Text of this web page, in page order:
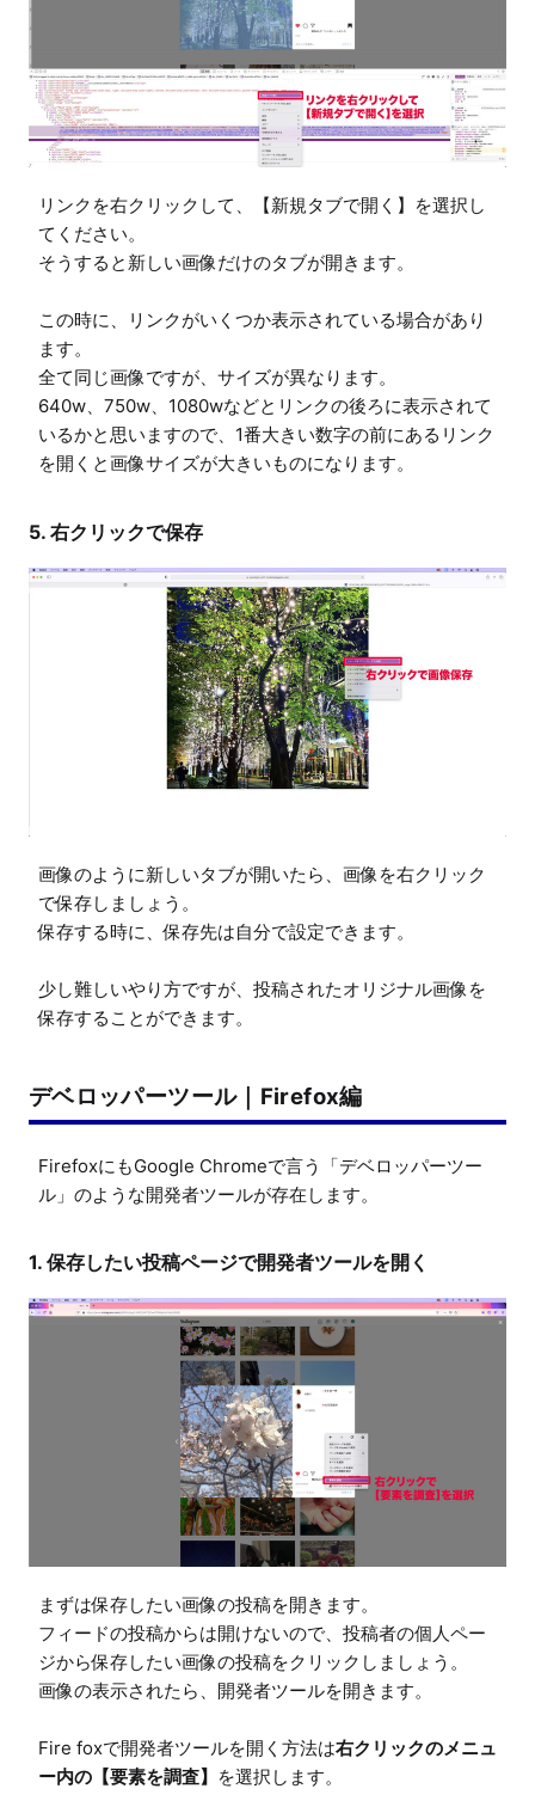
リンクを右クリックして、【新規タブで開く】を選択し
てください。
そうすると新しい画像だけのタブが開きます。
この時に、リンクがいくつか表示されている場合があり
ます。
全て同じ画像ですが、サイズが異なります。
640w、750w、1080wなどとリンクの後ろに表示されて
いるかと思いますので、1番大きい数字の前にあるリンク
を開くと画像サイズが大きいものになります。
5. 右クリックで保存
画像のように新しいタブが開いたら、画像を右クリック
で保存しましょう。
保存する時に、保存先は自分で設定できます。
少し難しいやり方ですが、投稿されたオリジナル画像を
保存することができます。
デベロッパーツール｜Firefox編
FirefoxにもGoogle Chromeで言う「デベロッパーツー
ル」のような開発者ツールが存在します。
1. 保存したい投稿ページで開発者ツールを開く
まずは保存したい画像の投稿を開きます。
フィードの投稿からは開けないので、投稿者の個人ペー
ジから保存したい画像の投稿をクリックしましょう。
画像の表示されたら、開発者ツールを開きます。
Fire foxで開発者ツールを開く方法は右クリックのメニュ
ー内の【要素を調査】
を選択します。